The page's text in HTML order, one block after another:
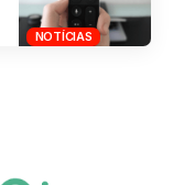
NOTÍCIAS